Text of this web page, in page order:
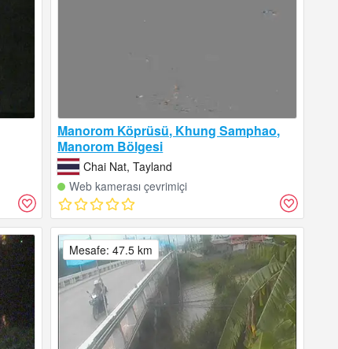
Manorom Köprüsü, Khung Samphao,
Manorom Bölgesi
Chai Nat, Tayland
Web kamerası çevrimiçi
Mesafe: 47.5 km